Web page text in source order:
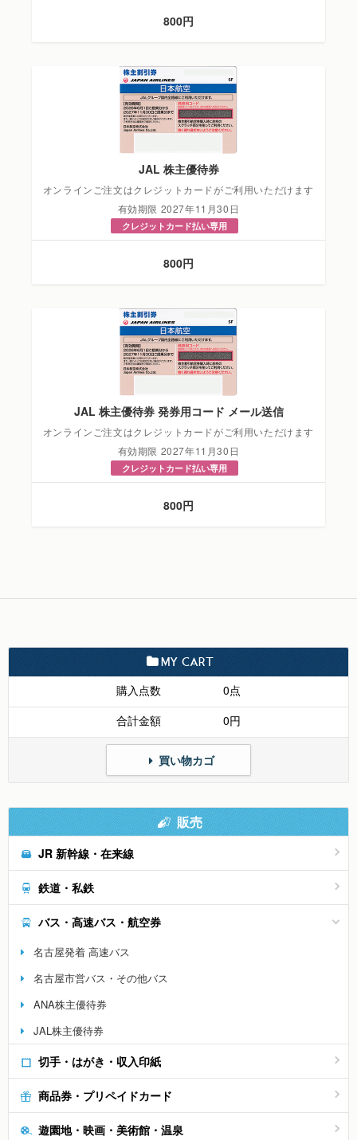
800円
JAL 株主優待券
オンラインご注文はクレジットカードがご利用いただけます
有効期限 2027年11月30日
クレジットカード払い専用
800円
JAL 株主優待券 発券用コード メール送信
オンラインご注文はクレジットカードがご利用いただけます
有効期限 2027年11月30日
クレジットカード払い専用
800円
MY CART
購入点数
0点
合計金額
0円
買い物カゴ
販売
JR 新幹線・在来線
鉄道・私鉄
バス・高速バス・航空券
名古屋発着 高速バス
名古屋市営バス・その他バス
ANA株主優待券
JAL株主優待券
切手・はがき・収入印紙
商品券・プリペイドカード
遊園地・映画・美術館・温泉